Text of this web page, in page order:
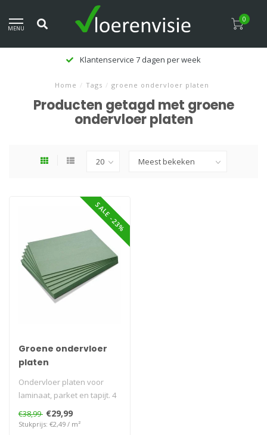
MENU
0
Klanten beoordelen ons met een
Home / Tags / groene ondervloer platen
Producten getagd met groene
ondervloer platen
SALE -23%
Groene ondervloer
platen
Ondervloer platen voor
laminaat, parket en tapijt. 4
mm, 5 mm, 7 mm of 10 mm
dik..
€38,99 €29,99
Stukprijs: €2,49 / m²